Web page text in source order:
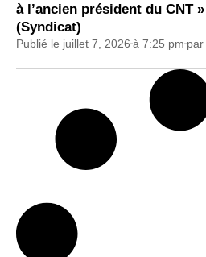
à l’ancien président du CNT »
(Syndicat)
Publié le juillet 7, 2026 à 7:25 pm par